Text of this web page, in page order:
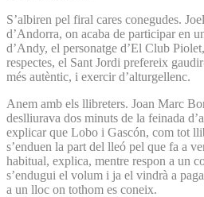
S’albiren pel firal cares conegudes.
d’Andorra, on acaba de participar en
d’Andy, el personatge d’El Club
respectes, el Sant Jordi prefereix
més autèntic, i exercir d’alturgellenc.
Anem amb els llibreters. Joan Marc
deslliurava dos minuts de la feinada
explicar que Lobo i Gascón, com tot
s’enduen la part del lleó pel que fa a
habitual, explica, mentre respon a un
s’endugui el volum i ja el vindrà a
a un lloc on tothom es coneix.